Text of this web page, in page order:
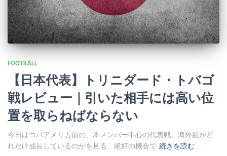
FOOTBALL
【日本代表】トリニダード・トバゴ
戦レビュー｜引いた相手には高い位
置を取らねばならない
今日はコパアメリカ前の、本メンバー中心の代表戦。海外組がど
れだけ成長しているのかを見る、絶好の機会で 続きを読む…